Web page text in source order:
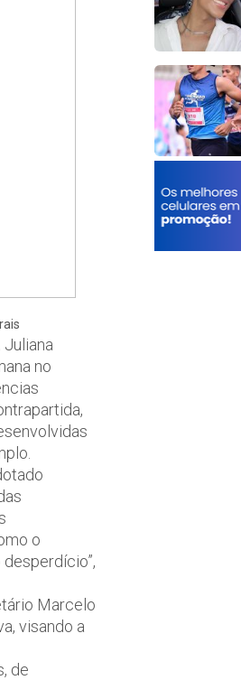
no
o
Marcelo
visando a
de